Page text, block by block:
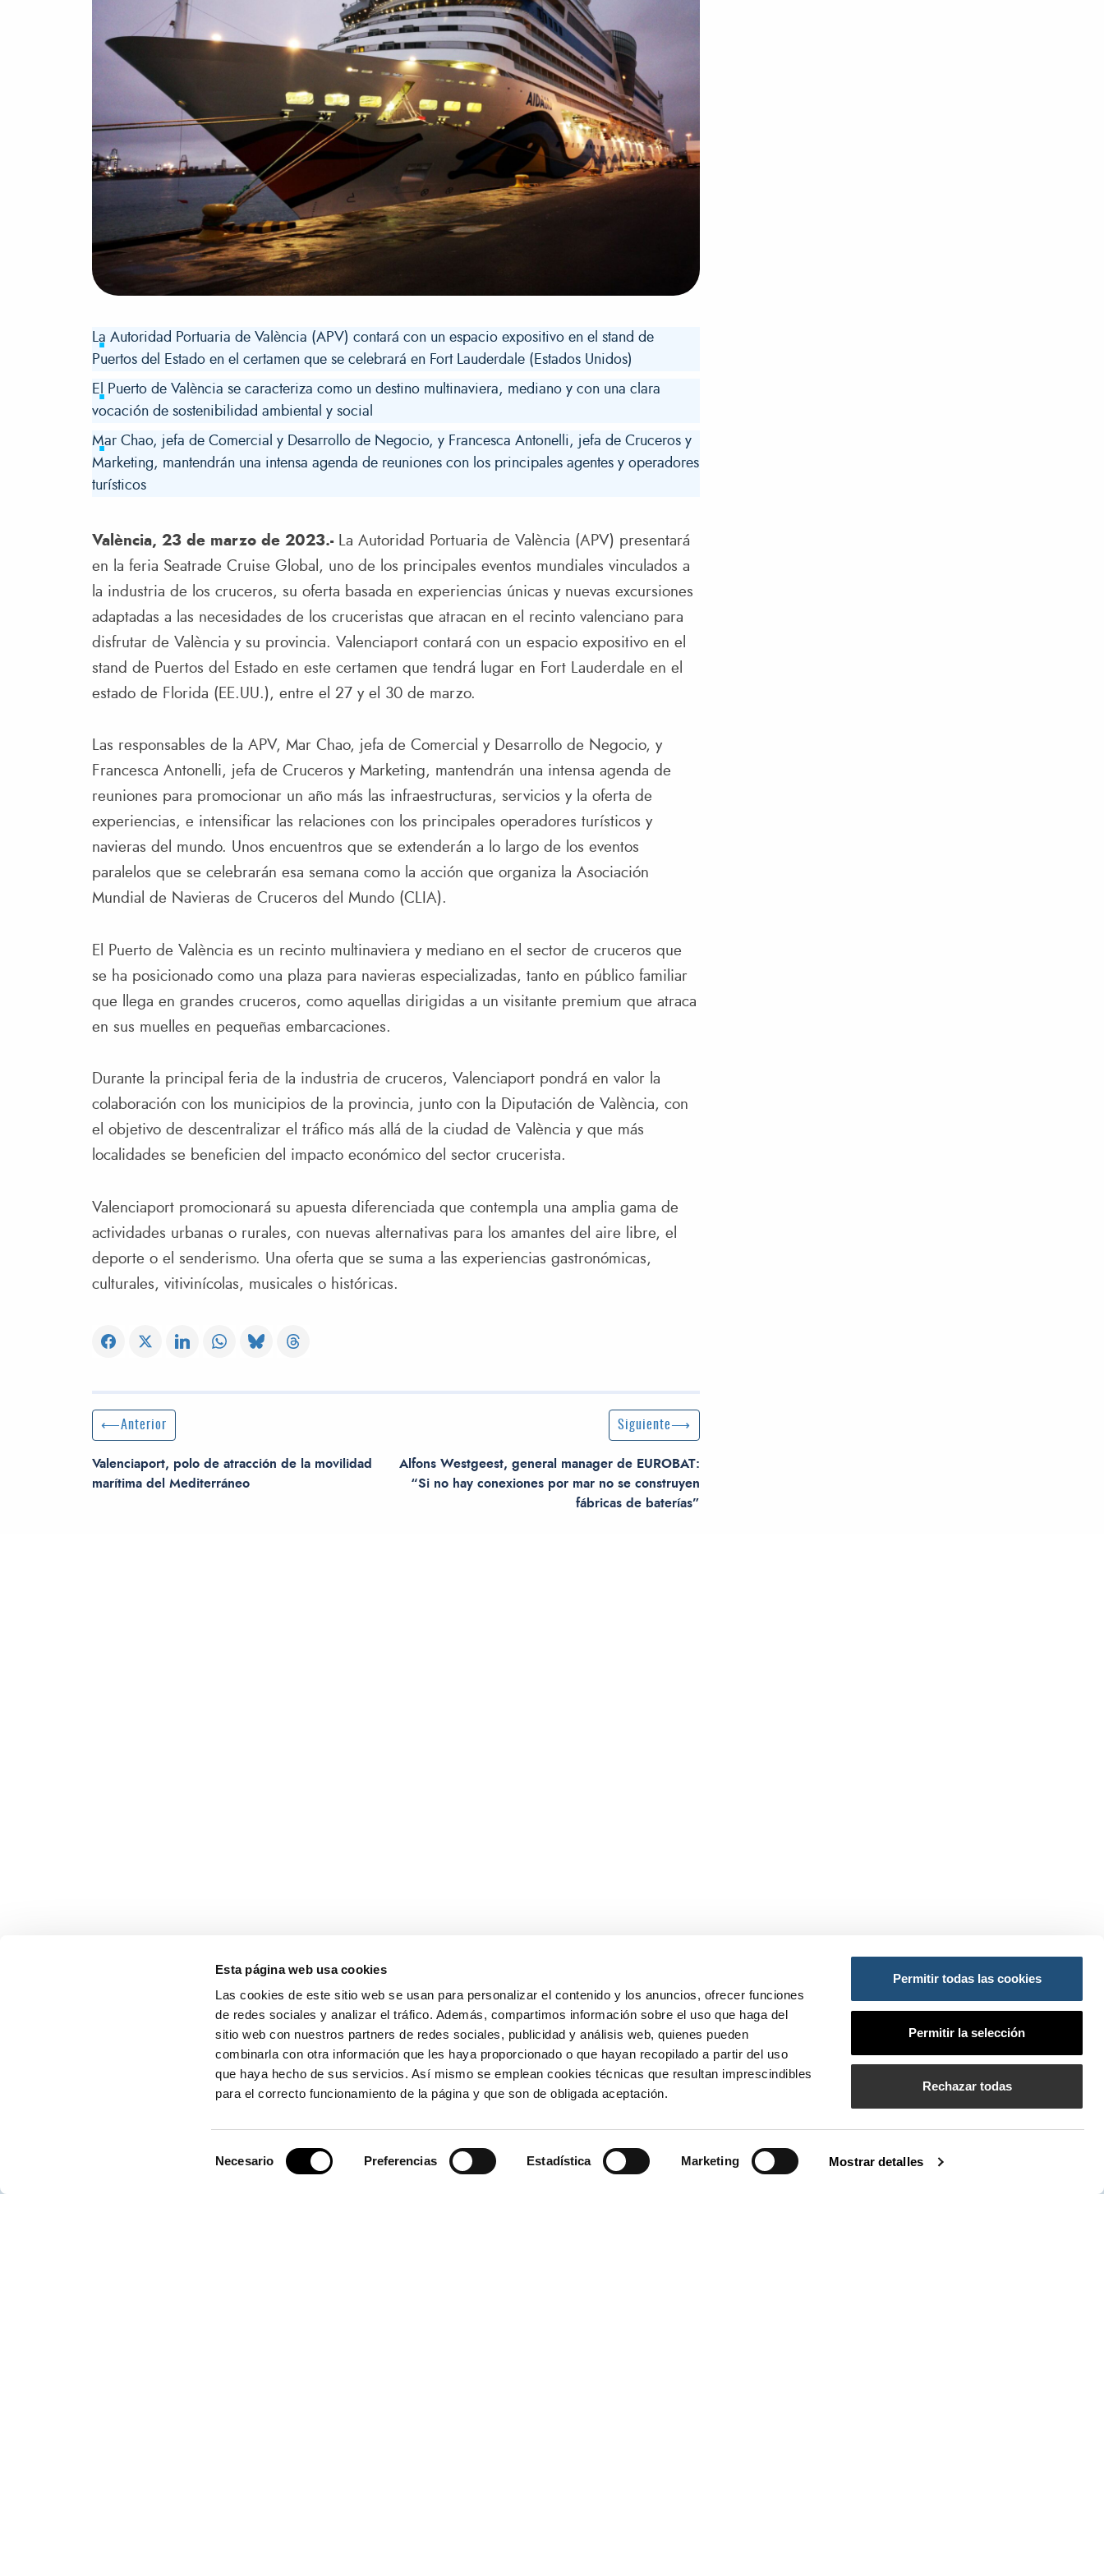
Esta página web usa cookies
Las cookies de este sitio web se usan para personalizar el contenido y los anuncios, ofrecer funciones
de redes sociales y analizar el tráfico. Además, compartimos información sobre el uso que haga del
sitio web con nuestros partners de redes sociales, publicidad y análisis web, quienes pueden
combinarla con otra información que les haya proporcionado o que hayan recopilado a partir del uso
que haya hecho de sus servicios. Así mismo se emplean cookies técnicas que resultan imprescindibles
para el correcto funcionamiento de la página y que son de obligada aceptación.
Necesario Preferencias Estadística Marketing Mostrar detalles
Permitir todas las cookies
Permitir la selección
Rechazar todas
La Autoridad Portuaria de València (APV) contará con un espacio expositivo en el stand de
Puertos del Estado en el certamen que se celebrará en Fort Lauderdale (Estados Unidos)
El Puerto de València se caracteriza como un destino multinaviera, mediano y con una clara
vocación de sostenibilidad ambiental y social
Mar Chao, jefa de Comercial y Desarrollo de Negocio, y Francesca Antonelli, jefa de Cruceros y
Marketing, mantendrán una intensa agenda de reuniones con los principales agentes y operadores
turísticos
València, 23 de marzo de 2023.-
La Autoridad Portuaria de València (APV) presentará
en la feria Seatrade Cruise Global, uno de los principales eventos mundiales vinculados a
la industria de los cruceros, su oferta basada en experiencias únicas y nuevas excursiones
adaptadas a las necesidades de los cruceristas que atracan en el recinto valenciano para
disfrutar de València y su provincia. Valenciaport contará con un espacio expositivo en el
stand de Puertos del Estado en este certamen que tendrá lugar en Fort Lauderdale en el
estado de Florida (EE.UU.), entre el 27 y el 30 de marzo.
Las responsables de la APV, Mar Chao, jefa de Comercial y Desarrollo de Negocio, y
Francesca Antonelli, jefa de Cruceros y Marketing, mantendrán una intensa agenda de
reuniones para promocionar un año más las infraestructuras, servicios y la oferta de
experiencias, e intensificar las relaciones con los principales operadores turísticos y
navieras del mundo. Unos encuentros que se extenderán a lo largo de los eventos
paralelos que se celebrarán esa semana como la acción que organiza la Asociación
Mundial de Navieras de Cruceros del Mundo (CLIA).
El Puerto de València es un recinto multinaviera y mediano en el sector de cruceros que
se ha posicionado como una plaza para navieras especializadas, tanto en público familiar
que llega en grandes cruceros, como aquellas dirigidas a un visitante premium que atraca
en sus muelles en pequeñas embarcaciones.
Durante la principal feria de la industria de cruceros, Valenciaport pondrá en valor la
colaboración con los municipios de la provincia, junto con la Diputación de València, con
el objetivo de descentralizar el tráfico más allá de la ciudad de València y que más
localidades se beneficien del impacto económico del sector crucerista.
Valenciaport promocionará su apuesta diferenciada que contempla una amplia gama de
actividades urbanas o rurales, con nuevas alternativas para los amantes del aire libre, el
deporte o el senderismo. Una oferta que se suma a las experiencias gastronómicas,
culturales, vitivinícolas, musicales o históricas.
Navegación de entradas
Entrada anterior:
Anterior
Valenciaport, polo de atracción de la movilidad
marítima del Mediterráneo
Siguiente entrada
Siguiente
Alfons Westgeest, general manager de EUROBAT:
“Si no hay conexiones por mar no se construyen
fábricas de baterías”
CONTÁCTANOS
963 939 500
Centro de Control de Emergencias 900 859 573*
Ministerio de Transportes y Movilidad Sostenible
Puertos del Estado
Derecho de acceso
Canal Ético
Canal Externo AIPI
Asociación de Jubilados de la APV